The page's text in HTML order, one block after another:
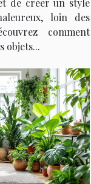
de créer un style
loin des
comment
objets...